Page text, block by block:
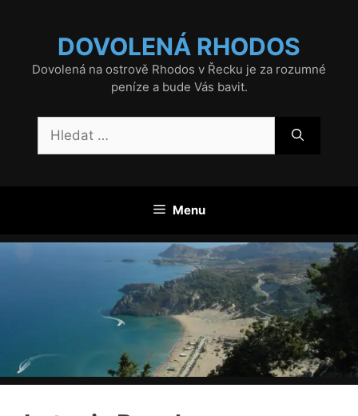
DOVOLENÁ RHODOS
Dovolená na ostrově Rhodos v Řecku je za rozumné
peníze a bude Vás bavit.
Menu